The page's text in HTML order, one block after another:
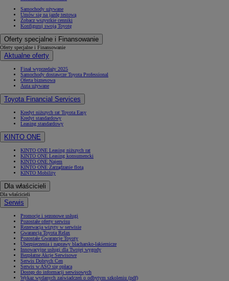
Samochody używane
Umów się na jazdę testową
Zobacz wszystkie cenniki
Konfiguruj swoją Toyotę
Oferty specjalne i Finansowanie
Oferty specjalne i Finansowanie
Aktualne oferty
Finał wyprzedaży 2025
Samochody dostawcze Toyota Professional
Oferta biznesowa
Auta używane
Toyota Financial Services
Kredyt niższych rat Toyota Easy
Kredyt standardowy
Leasing standardowy
KINTO ONE
KINTO ONE Leasing niższych rat
KINTO ONE Leasing konsumencki
KINTO ONE Najem
KINTO ONE Zarządzanie flotą
KINTO Mobility
Dla właścicieli
Dla właścicieli
Serwis
Promocje i sezonowe usługi
Pozostałe oferty serwisu
Rezerwacja wizyty w serwisie
Gwarancja Toyota Relax
Pozostałe Gwarancje Toyoty
Ubezpieczenia i naprawy blacharsko-lakiernicze
Innowacyjne usługi dla Twojej wygody
Bezpłatne Akcje Serwisowe
Serwis Dobrych Cen
Serwis w ASO się opłaca
Dostęp do informacji serwisowych
Wykaz wydanych zaświadczeń o odbytym szkoleniu (pdf)